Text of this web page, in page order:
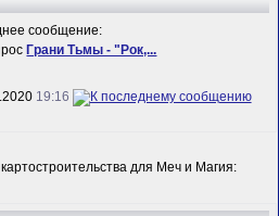
сообщение:
Грани Тьмы - "Рок,...
19:16
для Меч и Магия: